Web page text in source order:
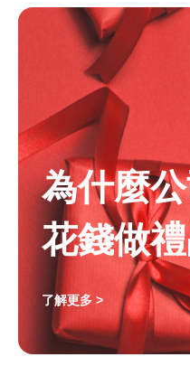
為什麼
花錢做禮
了解更多 >